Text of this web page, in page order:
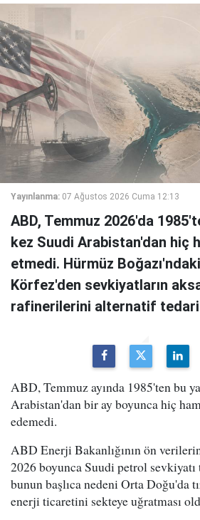
Yayınlanma: 07 Ağustos 2026 Cuma 12:13
ABD, Temmuz 2026'da
kez Suudi Arabistan'dan hiç
etmedi. Hürmüz
Körfez'den sevkiyatların
rafinerilerini alternatif
ABD, Temmuz ayında 1985'ten bu
Arabistan'dan bir ay boyunca hiç
edemedi.
ABD Enerji Bakanlığının ön
2026 boyunca Suudi petrol
bunun başlıca nedeni Orta Doğu'da
enerji ticaretini sekteye uğratması